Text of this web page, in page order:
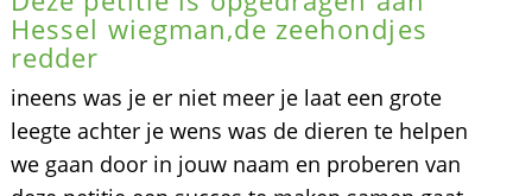
Hessel wiegman,de zeehondjes
redder
ineens was je er niet meer je laat een grote
leegte achter je wens was de dieren te helpen
we gaan door in jouw naam en proberen van